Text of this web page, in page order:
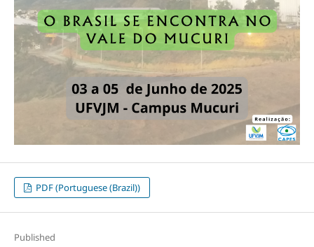
PDF (Portuguese (Brazil))
Published